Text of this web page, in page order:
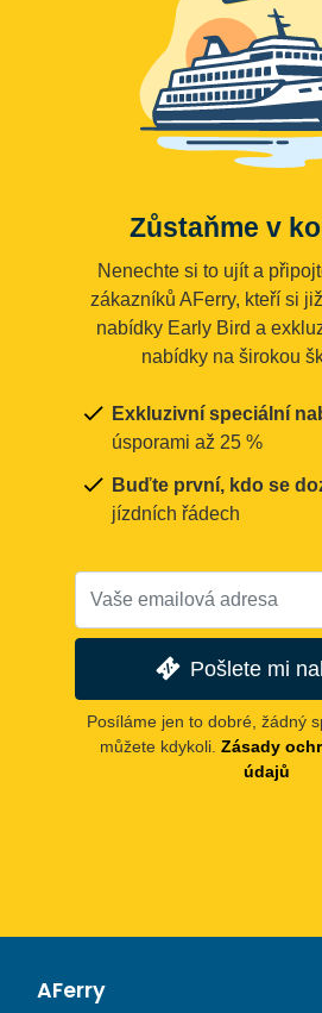
Zůstaňme v
Nenechte si to ujít a
zákazníků AFerry, kteří si
nabídky Early Bird a
nabídky na širokou
Exkluzivní speciální
úsporami až 25 %
Buďte první, kdo se
jízdních řádech
Pošlete mi
Posíláme jen to dobré, žádný
můžete kdykoli. Zásady
údajů
AFerry